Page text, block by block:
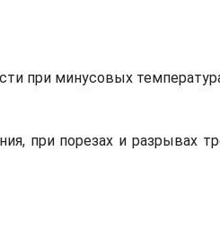
при минусовых
при порезах и разрывах